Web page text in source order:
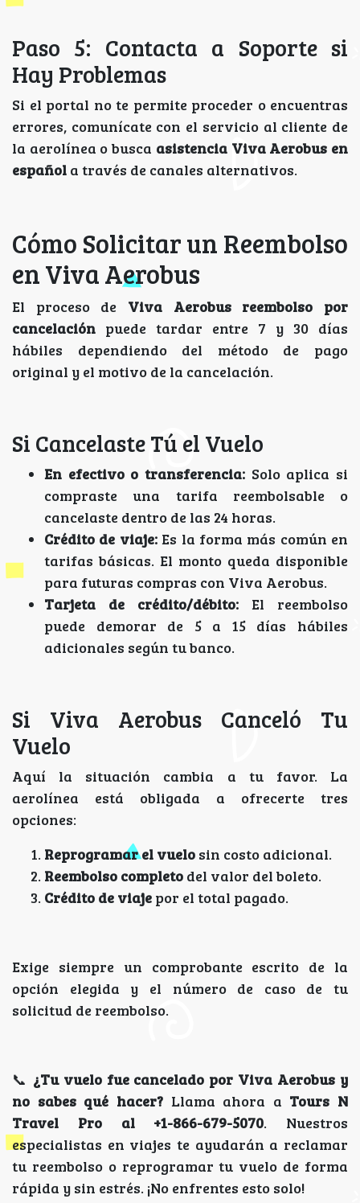
Paso 5: Contacta a Soporte si
Hay Problemas
Si el portal no te permite proceder o encuentras
errores, comunícate con el servicio al cliente de
la aerolínea o busca asistencia Viva Aerobus en
español a través de canales alternativos.
Cómo Solicitar un Reembolso
en Viva Aerobus
El proceso de Viva Aerobus reembolso por
cancelación puede tardar entre 7 y 30 días
hábiles dependiendo del método de pago
original y el motivo de la cancelación.
Si Cancelaste Tú el Vuelo
En efectivo o transferencia: Solo aplica si
compraste una tarifa reembolsable o
cancelaste dentro de las 24 horas.
Crédito de viaje:Es la forma más común en
tarifas básicas. El monto queda disponible
para futuras compras con Viva Aerobus.
Tarjeta de crédito/débito: El reembolso
puede demorar de 5 a 15 días hábiles
adicionales según tu banco.
Si Viva Aerobus Canceló Tu
Vuelo
Aquí la situación cambia a tu favor. La
aerolínea está obligada a ofrecerte tres
opciones:
Reprogramar el vuelo sin costo adicional.
Reembolso completo del valor del boleto.
Crédito de viaje por el total pagado.
Exige siempre un comprobante escrito de la
opción elegida y el número de caso de tu
solicitud de reembolso.
📞 ¿Tu vuelo fue cancelado por Viva Aerobus y
no sabes qué hacer?Llama ahora a Tours N
Travel Pro al +1-866-679-5070. Nuestros
especialistas en viajes te ayudarán a reclamar
tu reembolso o reprogramar tu vuelo de forma
rápida y sin estrés. ¡No enfrentes esto solo!